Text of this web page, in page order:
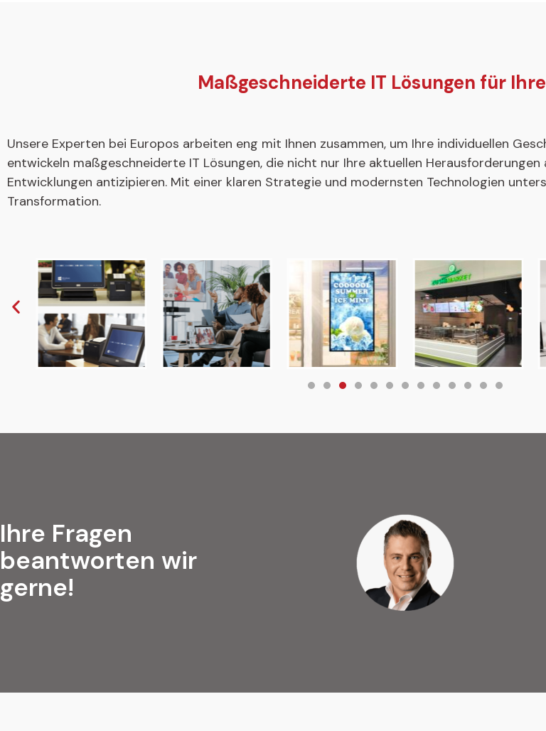
Maßgeschneiderte IT Lösungen für
Unsere Experten bei Europos arbeiten eng mit Ihnen zusammen, um Ihre individuellen
entwickeln maßgeschneiderte IT Lösungen, die nicht nur Ihre aktuellen
Entwicklungen antizipieren. Mit einer klaren Strategie und modernsten Technologien
Transformation.
Ihre Fragen
beantworten wir
gerne!